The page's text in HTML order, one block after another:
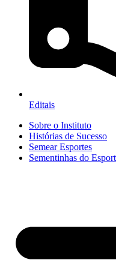
Editais
Sobre o Instituto
Histórias de Sucesso
Semear Esportes
Sementinhas do